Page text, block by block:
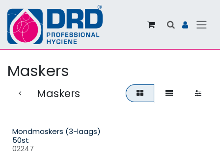
Maskers
Maskers
Mondmaskers (3-laags)
50st
02247